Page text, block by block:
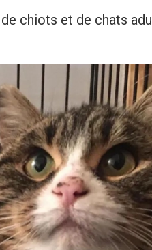
chiots et de chats